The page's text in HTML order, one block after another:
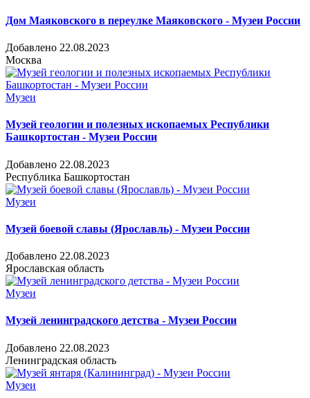
Дом Маяковского в переулке Маяковского - Музеи России
Добавлено 22.08.2023
Москва
Музеи
Музей геологии и полезных ископаемых Республики
Башкортостан - Музеи России
Добавлено 22.08.2023
Республика Башкортостан
Музеи
Музей боевой славы (Ярославль) - Музеи России
Добавлено 22.08.2023
Ярославская область
Музеи
Музей ленинградского детства - Музеи России
Добавлено 22.08.2023
Ленинградская область
Музеи